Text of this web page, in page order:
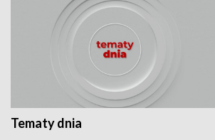
Tematy dnia